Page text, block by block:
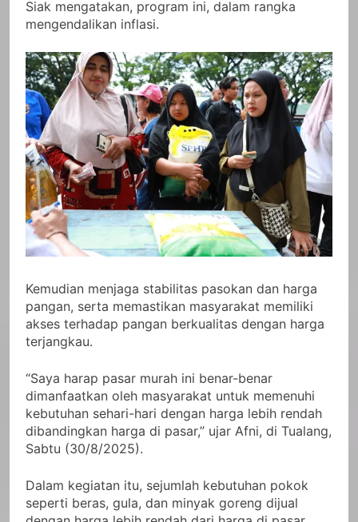
Siak mengatakan, program ini, dalam rangka
mengendalikan inflasi.
Kemudian menjaga stabilitas pasokan dan harga
pangan, serta memastikan masyarakat memiliki
akses terhadap pangan berkualitas dengan harga
terjangkau.
“Saya harap pasar murah ini benar-benar
dimanfaatkan oleh masyarakat untuk memenuhi
kebutuhan sehari-hari dengan harga lebih rendah
dibandingkan harga di pasar,” ujar Afni, di Tualang,
Sabtu (30/8/2025).
Dalam kegiatan itu, sejumlah kebutuhan pokok
seperti beras, gula, dan minyak goreng dijual